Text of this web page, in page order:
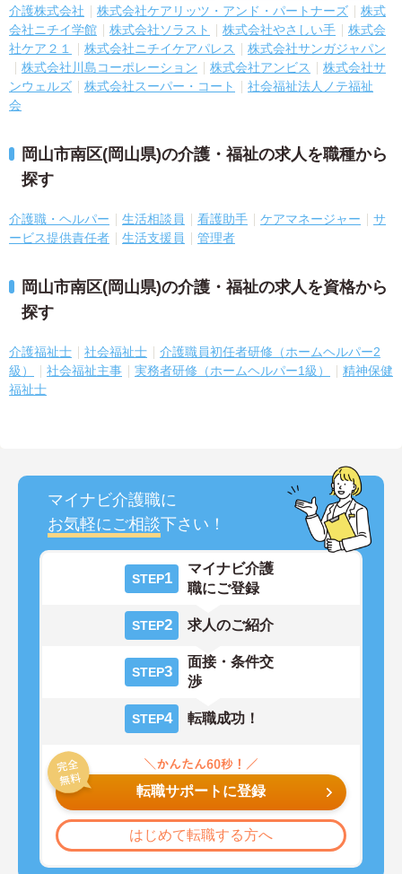
介護株式会社
株式会社ケアリッツ・アンド・パートナーズ
株式
会社ニチイ学館
株式会社ソラスト 株式会社やさしい手
株式会
社ケア２１
株式会社ニチイケアパレス
株式会社サンガジャパン
株式会社川島コーポレーション
株式会社アンビス
株式会社サ
ンウェルズ
株式会社スーパー・コート
社会福祉法人ノテ福祉
会
岡山市南区(岡山県)の介護・福祉の求人を職種から
探す
介護職・ヘルパー 生活相談員 看護助手 ケアマネージャー
サ
ービス提供責任者
生活支援員 管理者
岡山市南区(岡山県)の介護・福祉の求人を資格から
探す
介護福祉士 社会福祉士
介護職員初任者研修（ホームヘルパー2
級）
社会福祉主事 実務者研修（ホームヘルパー1級）
精神保健
福祉士
マイナビ介護職に
お気軽にご相談下さい！
STEP1
マイナビ介護
職にご登録
STEP2 求人のご紹介
STEP3
面接・条件交
渉
STEP4 転職成功！
転職サポートに登録
はじめて転職する方へ